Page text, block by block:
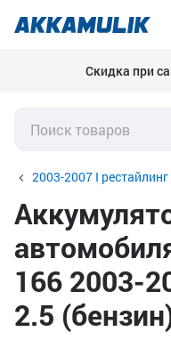
Скидка при
2003-2007 I рестайлинг
166 2003-
2.5